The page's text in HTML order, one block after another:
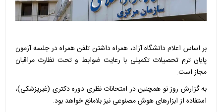
بر اساس اعلام دانشگاه آزاد، همراه داشتن تلفن همراه در جلسه آزمون
پایان ترم تحصیلات تکمیلی با رعایت ضوابط و تحت نظارت مراقبان
مجاز است.
به گزارش روز نو همچنین در امتحانات نظری دوره دکتری (غیرپزشکی)،
استفاده از ابزار‌های هوش مصنوعی نیز بلامانع خواهد بود.